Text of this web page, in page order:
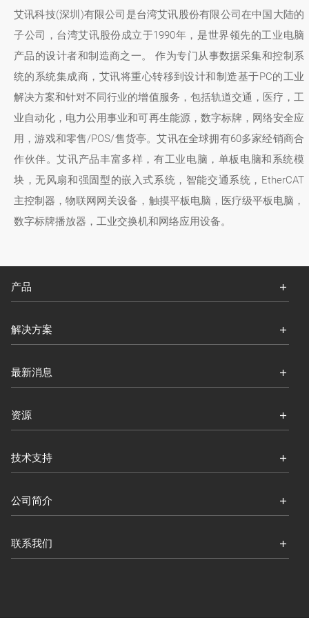
艾讯科技(深圳)有限公司是台湾艾讯股份有限公司在中国大陆的
子公司，台湾艾讯股份成立于1990年，是世界领先的工业电脑
产品的设计者和制造商之一。 作为专门从事数据采集和控制系
统的系统集成商，艾讯将重心转移到设计和制造基于PC的工业
解决方案和针对不同行业的增值服务，包括轨道交通，医疗，工
业自动化，电力公用事业和可再生能源，数字标牌，网络安全应
用，游戏和零售/POS/售货亭。艾讯在全球拥有60多家经销商合
作伙伴。艾讯产品丰富多样，有工业电脑，单板电脑和系统模
块，无风扇和强固型的嵌入式系统，智能交通系统，EtherCAT
主控制器，物联网网关设备，触摸平板电脑，医疗级平板电脑，
数字标牌播放器，工业交换机和网络应用设备。
产品
解决方案
最新消息
资源
技术支持
公司简介
联系我们